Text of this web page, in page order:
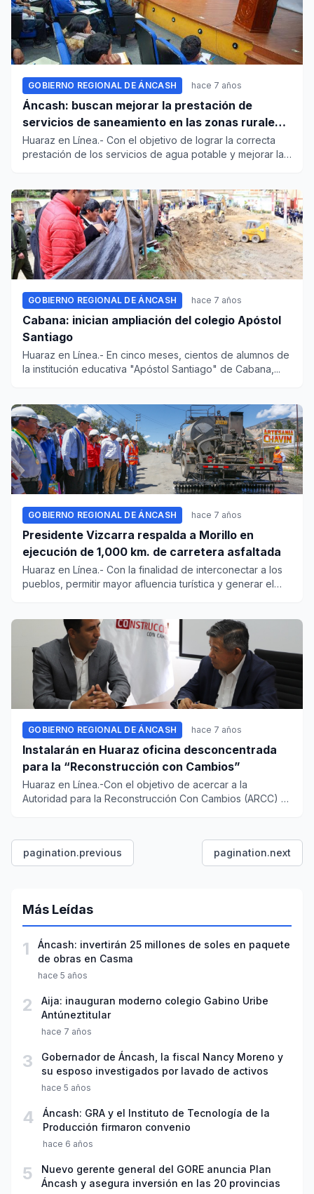
GOBIERNO REGIONAL DE ÁNCASH hace 7 años
Áncash: buscan mejorar la prestación de
servicios de saneamiento en las zonas rurales
de la región
Huaraz en Línea.- Con el objetivo de lograr la correcta
prestación de los servicios de agua potable y mejorar la
GOBIERNO REGIONAL DE ÁNCASH hace 7 años
Cabana: inician ampliación del colegio Apóstol
Santiago
Huaraz en Línea.- En cinco meses, cientos de alumnos de
la institución educativa "Apóstol Santiago" de Cabana,...
GOBIERNO REGIONAL DE ÁNCASH hace 7 años
Presidente Vizcarra respalda a Morillo en
ejecución de 1,000 km. de carretera asfaltada
Huaraz en Línea.- Con la finalidad de interconectar a los
pueblos, permitir mayor afluencia turística y generar el
GOBIERNO REGIONAL DE ÁNCASH hace 7 años
Instalarán en Huaraz oficina desconcentrada
para la “Reconstrucción con Cambios”
Huaraz en Línea.-Con el objetivo de acercar a la
Autoridad para la Reconstrucción Con Cambios (ARCC) a
pagination.previous pagination.next
Más Leídas
1
Áncash: invertirán 25 millones de soles en paquete
de obras en Casma
hace 5 años
2
Aija: inauguran moderno colegio Gabino Uribe
Antúneztitular
hace 7 años
3
Gobernador de Áncash, la fiscal Nancy Moreno y
su esposo investigados por lavado de activos
hace 5 años
4
Áncash: GRA y el Instituto de Tecnología de la
Producción firmaron convenio
hace 6 años
5
Nuevo gerente general del GORE anuncia Plan
Áncash y asegura inversión en las 20 provincias